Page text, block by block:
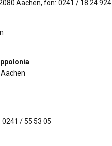
Aachen, fon: 0241 / 18 24 924
0241 / 55 53 05